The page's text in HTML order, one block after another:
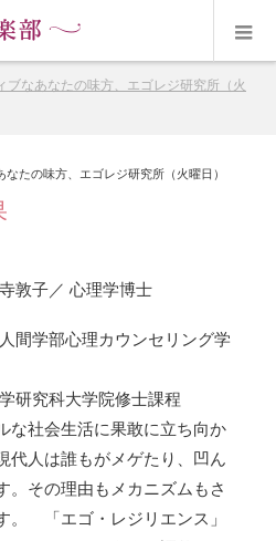
ブなあなたの味方、エゴレジ研究所（火
なたの味方、エゴレジ研究所（火曜日）
敦子／ 心理学博士
間学部心理カウンセリング学
研究科大学院修士課程
な社会生活に果敢に立ち向か
代人は誰もがメゲたり、凹ん
。その理由もメカニズムもさ
。 「エゴ・レジリエンス」